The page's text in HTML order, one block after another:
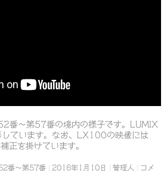
番～第57番の境内の様子です。LUMIX
ています。なお、LX100の映像には
を掛けています。
番～第57番 2016年1月10日 管理人
コメ